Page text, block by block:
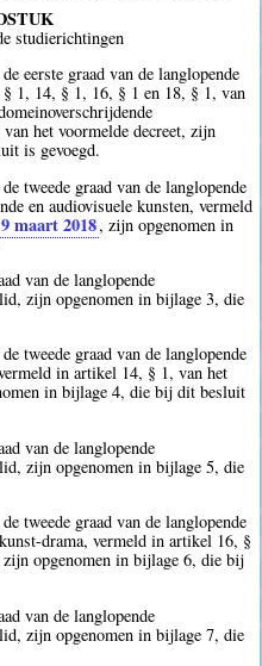
studierichtingen
eerste graad van de langlopende
1, 14, § 1, 16, § 1 en 18, § 1, van
het voormelde decreet, zijn
is gevoegd.
tweede graad van de langlopende
en audiovisuele kunsten, vermeld
maart 2018, zijn opgenomen in
van de langlopende
zijn opgenomen in bijlage 3, die
tweede graad van de langlopende
in artikel 14, § 1, van het
in bijlage 4, die bij dit besluit
van de langlopende
zijn opgenomen in bijlage 5, die
tweede graad van de langlopende
drama, vermeld in artikel 16, §
opgenomen in bijlage 6, die bij
van de langlopende
zijn opgenomen in bijlage 7, die